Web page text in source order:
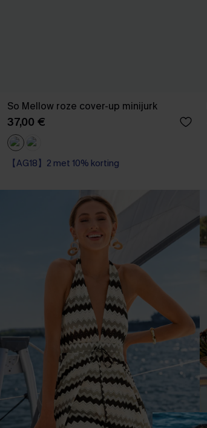
So Mellow roze cover-up minijurk
37,00 €
【AG18】2 met 10% korting